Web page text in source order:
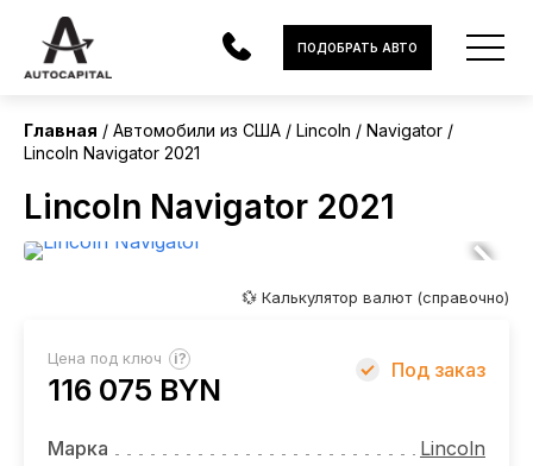
АВТОМОБИЛИ
ЭЛЕКТРОМОБИЛИ
УСЛУГИ
ПОДОБРАТЬ АВТО
Главная Автомобили из США Lincoln
Navigator
Lincoln Navigator 2021
Lincoln Navigator 2021
💱 Калькулятор валют (справочно)
Цена под ключ ?
116 075 BYN
Под заказ
Марка
Lincoln